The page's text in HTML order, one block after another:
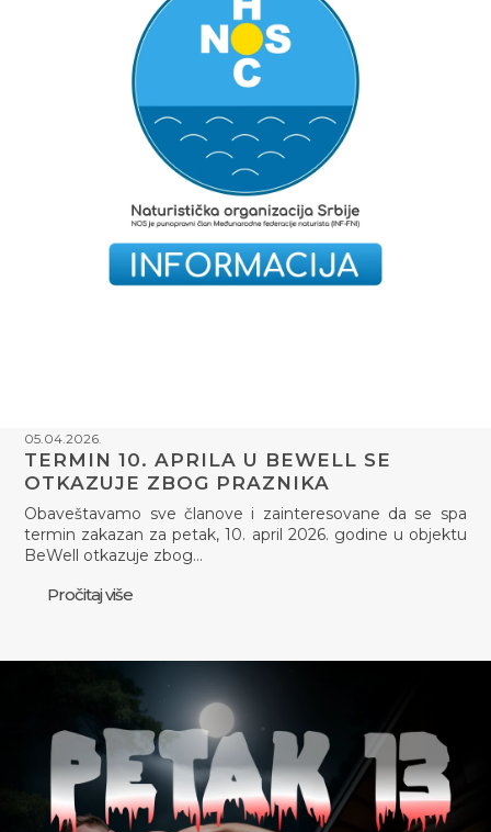
05.04.2026.
TERMIN 10. APRILA U BEWELL SE
OTKAZUJE ZBOG PRAZNIKA
Obaveštavamo sve članove i zainteresovane da se spa
termin zakazan za petak, 10. april 2026. godine u objektu
BeWell otkazuje zbog…
Pročitaj više